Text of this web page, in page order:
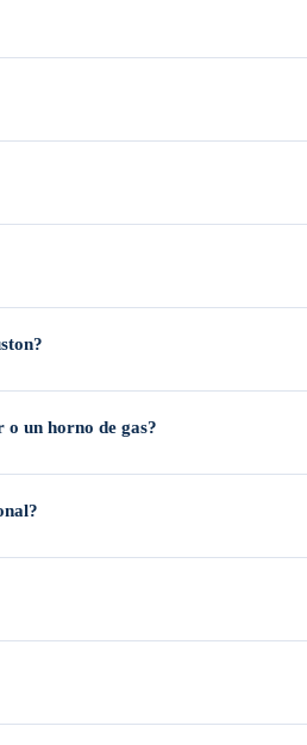
o un horno de gas?
veranos calurosos de Houston.
del aire acondicionado o fallas